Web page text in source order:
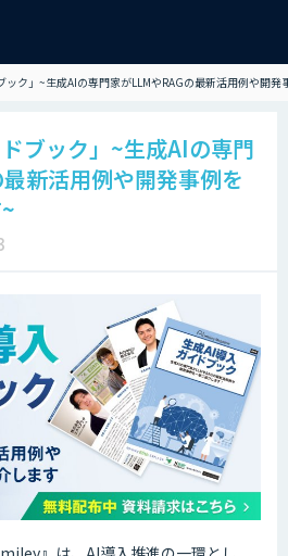
ック」~生成AIの専門家がLLMやRAGの最新活用例や開
ブック」~生成AIの専門
新活用例や開発事例を